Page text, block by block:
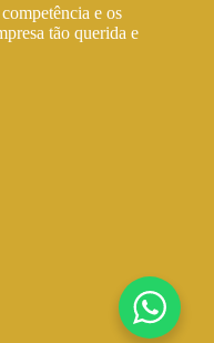
e os
tão querida e